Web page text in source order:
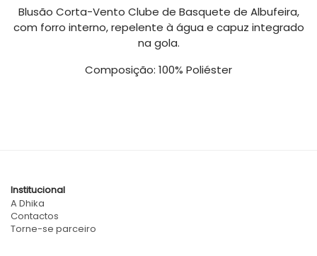
Blusão Corta-Vento Clube de Basquete de Albufeira,
com forro interno, repelente à água e capuz integrado
na gola.
Composição: 100% Poliéster
Institucional
A Dhika
Contactos
Torne-se parceiro